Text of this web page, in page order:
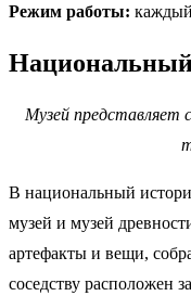
Режим работы:
Музей представляет
В национальный
музей и музей
артефакты и вещи,
соседству расположен